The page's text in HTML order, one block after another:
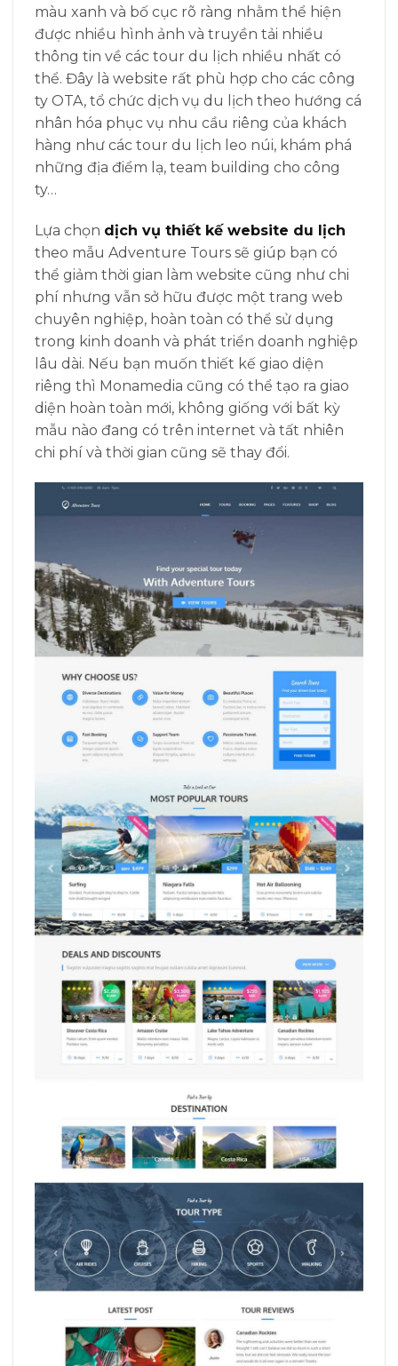
màu xanh và bố cục rõ ràng nhằm thể hiện
được nhiều hình ảnh và truyền tải nhiều
thông tin về các tour du lịch nhiều nhất có
thể. Đây là website rất phù hợp cho các công
ty OTA, tổ chức dịch vụ du lịch theo hướng cá
nhân hóa phục vụ nhu cầu riêng của khách
hàng như các tour du lịch leo núi, khám phá
những địa điểm lạ, team building cho công
ty…
Lựa chọn dịch vụ thiết kế website du lịch
theo mẫu Adventure Tours sẽ giúp bạn có
thể giảm thời gian làm website cũng như chi
phí nhưng vẫn sở hữu được một trang web
chuyên nghiệp, hoàn toàn có thể sử dụng
trong kinh doanh và phát triển doanh nghiệp
lâu dài. Nếu bạn muốn thiết kế giao diện
riêng thì Monamedia cũng có thể tạo ra giao
diện hoàn toàn mới, không giống với bất kỳ
mẫu nào đang có trên internet và tất nhiên
chi phí và thời gian cũng sẽ thay đổi.